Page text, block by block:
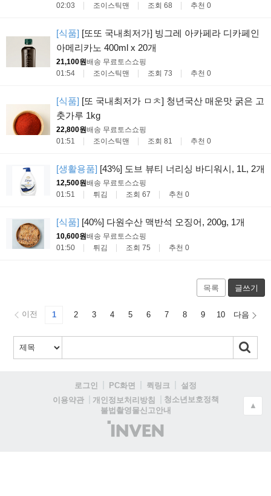
02:03
조이스틱맨 조회 68 추천 0
[식품] [또또 국내최저가] 빙그레 아카페라 디카페인
아메리카노 400ml x 20개
21,100원배송 무료토스쇼핑
01:54
조이스틱맨 조회 73 추천 0
[식품] [또 국내최저가 ㅁㅊ] 청년국산 매운맛 굵은 고
춧가루 1kg
22,800원배송 무료토스쇼핑
01:51
조이스틱맨 조회 81 추천 0
[생활용품] [43%] 도브 뷰티 너리싱 바디워시, 1L, 2개
12,500원배송 무료토스쇼핑
01:51
튀김 조회 67 추천 0
[식품] [40%] 다원수산 맥반석 오징어, 200g, 1개
10,600원배송 무료토스쇼핑
01:50
튀김 조회 75 추천 0
목록 글쓰기
이전 1 2 3 4 5 6 7 8 9 10 다음
로그인 PC화면 퀵링크
설정
이용약관
개인정보처리방침
청소년보호정책
불법촬영물신고안내
(주)
인
▲